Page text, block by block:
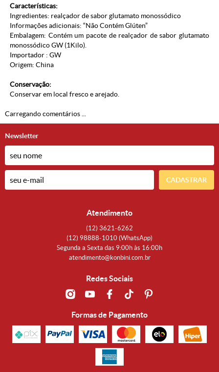
Características:
Ingredientes: realçador de sabor glutamato monossódico
Informações adicionais: “Não Contém Glúten”
Embalagem: Contém um pacote de realçador de sabor glutamato
monossódico GW (1Kilo).
Importador : GW
Origem: China
Conservação:
Conservar em local fresco e arejado.
Carregando comentários ...
Newsletter
CADASTRAR
Atendimento
(12) 3621-6262
(12) 98888-1010 (WhatsApp)
Segunda a Sexta das 9:00h às 16:00h
atendimento@konbini.com.br
Redes Sociais
Formas de Pagamento